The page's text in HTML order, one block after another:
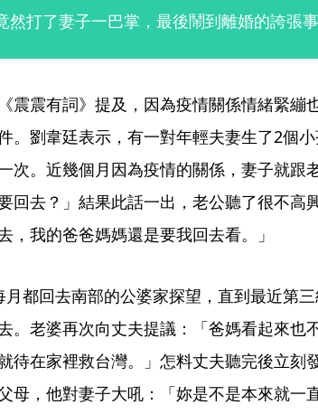
打了妻子一巴掌，最後鬧到離婚的誇張事
震震有詞》提及，因為疫情關係情緒緊繃
。劉韋廷表示，有一對年輕夫妻生了2個
次。近幾個月因為疫情的關係，妻子就跟
回去？」結果此話一出，老公聽了很不高
，我的爸爸媽媽還是要我回去看。」
都回去南部的公婆家探望，直到最近第三
。老婆再次向丈夫提議：「爸媽看起來也
待在家裡救台灣。」怎料丈夫聽完後立刻
母，他對妻子大吼：「妳是不是本來就一